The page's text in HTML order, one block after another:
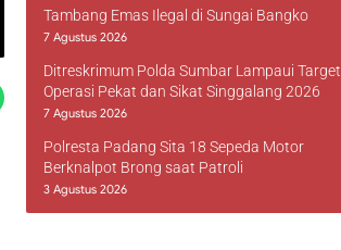
Tambang Emas Ilegal di Sungai Bangko
7 Agustus 2026
Ditreskrimum Polda Sumbar Lampaui Target
Operasi Pekat dan Sikat Singgalang 2026
7 Agustus 2026
Polresta Padang Sita 18 Sepeda Motor
Berknalpot Brong saat Patroli
3 Agustus 2026